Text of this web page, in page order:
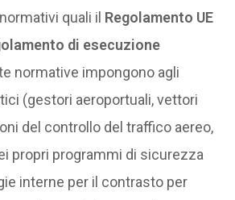
quali il Regolamento UE
di esecuzione
normative impongono agli
(gestori aeroportuali, vettori
del controllo del traffico aereo,
propri programmi di sicurezza
interne per il contrasto per